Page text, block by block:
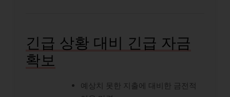
긴급 상황 대비 긴급 자금
확보
예상치 못한 지출에 대비한 금전적